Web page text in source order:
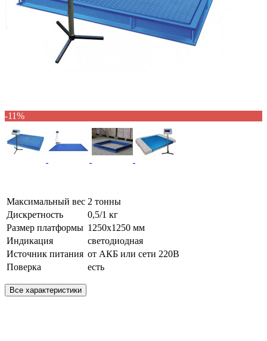
-11%
Максимальный вес 2 тонны
Дискретность
0,5/1 кг
Размер платформы 1250х1250 мм
Индикация
светодиодная
Источник питания от АКБ или сети 220В
Поверка
есть
Все характеристики